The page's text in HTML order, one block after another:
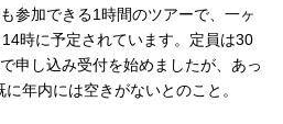
参加できる1時間のツアーで、一ヶ
時に予定されています。定員は30
申し込み受付を始めましたが、あっ
年内には空きがないとのこと。